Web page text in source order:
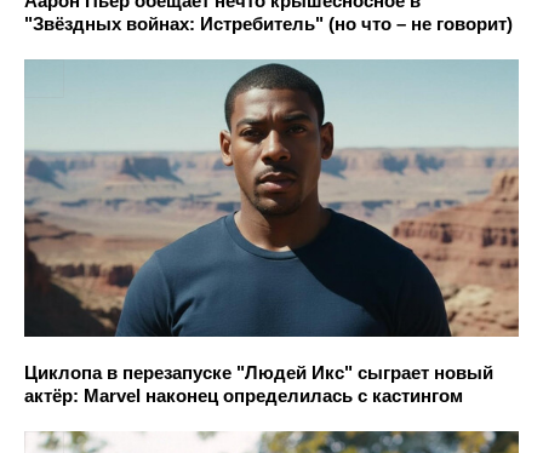
"Звёздных войнах: Истребитель" (но что – не говорит)
Циклопа в перезапуске "Людей Икс" сыграет новый
актёр: Marvel наконец определилась с кастингом